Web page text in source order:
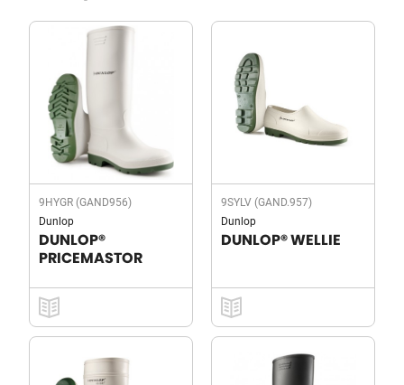
9HYGR (GAND956)
Dunlop
DUNLOP®
PRICEMASTOR
9SYLV (GAND.957)
Dunlop
DUNLOP® WELLIE